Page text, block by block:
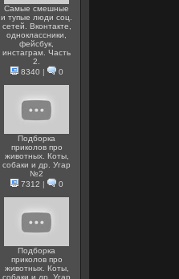
Самые смешные
и тупые люди соц.
сетей. Вконтакте,
одноклассники,
фейсбук,
инстаграм. Часть
2.
8340 | 0
Подборка
приколов про
животных. Коты,
собаки и др. Угар
№2
7312 | 0
Подборка
приколов про
животных. Коты,
собаки и др. Угар